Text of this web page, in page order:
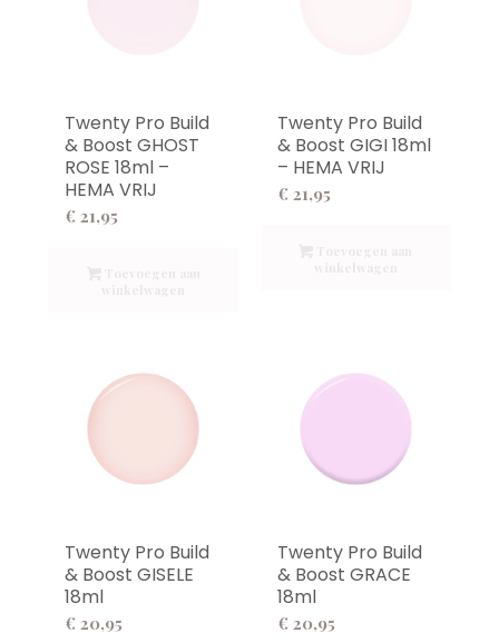
Twenty Pro Build
& Boost GHOST
ROSE 18ml –
HEMA VRIJ
€ 21,95
Twenty Pro Build
& Boost GIGI 18ml
– HEMA VRIJ
€ 21,95
Twenty Pro Build
& Boost GISELE
18ml
€ 20,95
Twenty Pro Build
& Boost GRACE
18ml
€ 20,95